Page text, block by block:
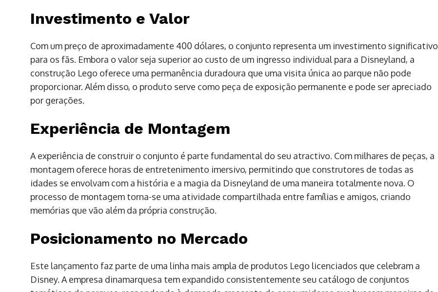
Investimento e Valor
Com um preço de aproximadamente 400 dólares, o conjunto representa um investimento significativo
para os fãs. Embora o valor seja superior ao custo de um ingresso individual para a Disneyland, a
construção Lego oferece uma permanência duradoura que uma visita única ao parque não pode
proporcionar. Além disso, o produto serve como peça de exposição permanente e pode ser apreciado
por gerações.
Experiência de Montagem
A experiência de construir o conjunto é parte fundamental do seu atractivo. Com milhares de peças, a
montagem oferece horas de entretenimento imersivo, permitindo que construtores de todas as
idades se envolvam com a história e a magia da Disneyland de uma maneira totalmente nova. O
processo de montagem torna-se uma atividade compartilhada entre famílias e amigos, criando
memórias que vão além da própria construção.
Posicionamento no Mercado
Este lançamento faz parte de uma linha mais ampla de produtos Lego licenciados que celebram a
Disney. A empresa dinamarquesa tem expandido consistentemente seu catálogo de conjuntos